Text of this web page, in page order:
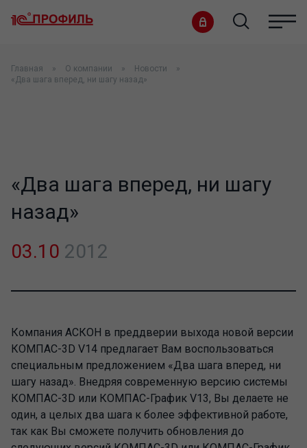
Главная О компании
Новости
«Два шага вперед, ни шагу назад»
«Два шага вперед, ни шагу
назад»
03.10 2012
Компания АСКОН в преддверии выхода новой версии
КОМПАС-3D V14 предлагает Вам воспользоваться
специальным предложением «Два шага вперед, ни
шагу назад». Внедряя современную версию системы
КОМПАС-3D или КОМПАС-График V13, Вы делаете не
один, а целых два шага к более эффективной работе,
так как Вы сможете получить обновления до